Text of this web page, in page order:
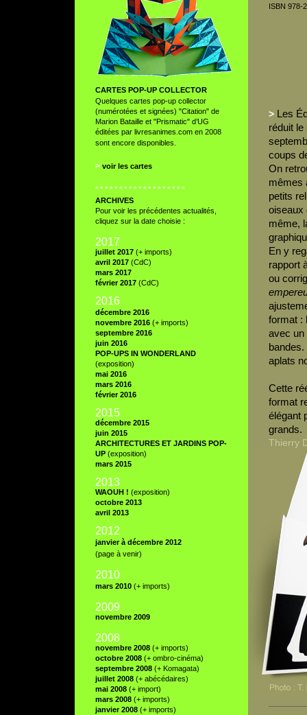
CARTES POP-UP COLLECTOR
Quelques cartes pop-up collector
(numérotées et signées) "Citation" de
Marion Bataille et "Prismatic" d’UG
éditées par livresanimes.com en 2008
sont encore disponibles.
> voir les cartes
° ° ° ° ° ° ° ° ° ° ° ° ° ° ° ° ° ° °
ARCHIVES
Pour voir les précédentes actualités,
cliquez sur la date choisie :
2017
juillet 2017(+ imports)
avril 2017(CdC)
mars 2017
février 2017(CdC)
2016
décembre 2016
novembre 2016(+ imports)
septembre 2016
juin 2016
POP-UPS IN WONDERLAND
(exposition)
mai 2016
mars 2016
février 2016
2015
décembre 2015
juin 2015
ARCHITECTURES ET JARDINS POP-
UP (exposition)
mars 2015
2013
WAOUH ! (exposition)
octobre 2013
avril 2013
2012
janvier à décembre 2012
(page à venir)
2010
mars 2010 (+ imports)
2009
novembre 2009
2008
novembre 2008(+ imports)
octobre 2008(+ ombro-cinéma)
septembre 2008(+ Komagata)
juillet 2008(+ abécédaires)
mai 2008(+ import)
mars 2008 (+ imports)
janvier 2008(+ imports)
ISBN 978-
> Les
réduit
coups
On
mêmes
petits
oiseaux
même,
En y
rapport
ou
format :
avec un
aplats
Cette
format
élégant
grands.
Thierry